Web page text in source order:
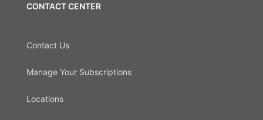
CONTACT CENTER
Contact Us
Manage Your Subscriptions
Locations